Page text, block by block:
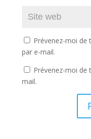
Prévenez-moi de
par e-mail.
Prévenez-moi de
mail.